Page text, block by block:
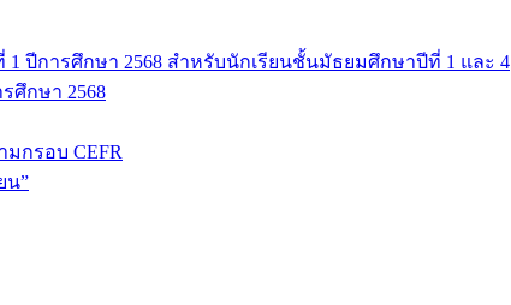
1 ปีการศึกษา 2568 สำหรับนักเรียนชั้นมัธยมศึกษาปีที่ 1 และ 4
ศึกษา 2568
กรอบ CEFR
น”